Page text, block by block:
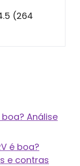
(264
boa? Análise
é boa?
e contras